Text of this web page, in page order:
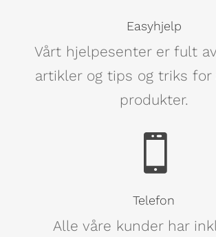
Easyhjelp
Vårt hjelpesenter er fult
artikler og tips og triks for
produkter.

Telefon
Alle våre kunder har